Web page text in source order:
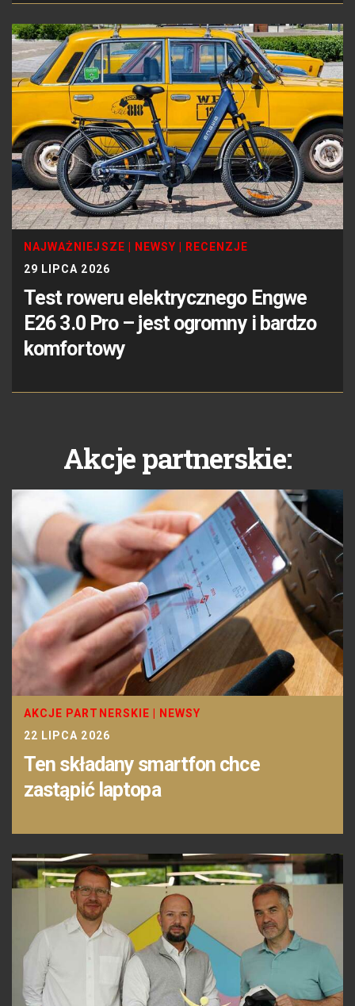
NAJWAŻNIEJSZE NEWSY
RECENZJE
29 LIPCA 2026
Test roweru elektrycznego Engwe
E26 3.0 Pro – jest ogromny i bardzo
komfortowy
Akcje partnerskie:
AKCJE PARTNERSKIE
NEWSY
22 LIPCA 2026
Ten składany smartfon chce
zastąpić laptopa